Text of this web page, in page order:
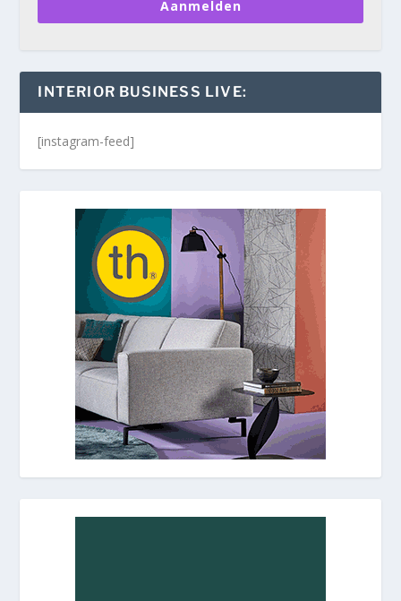
Aanmelden
INTERIOR BUSINESS LIVE:
[instagram-feed]